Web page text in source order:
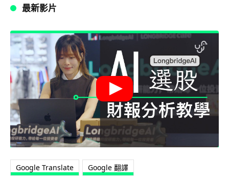
最新影片
Google Translate Google 翻譯